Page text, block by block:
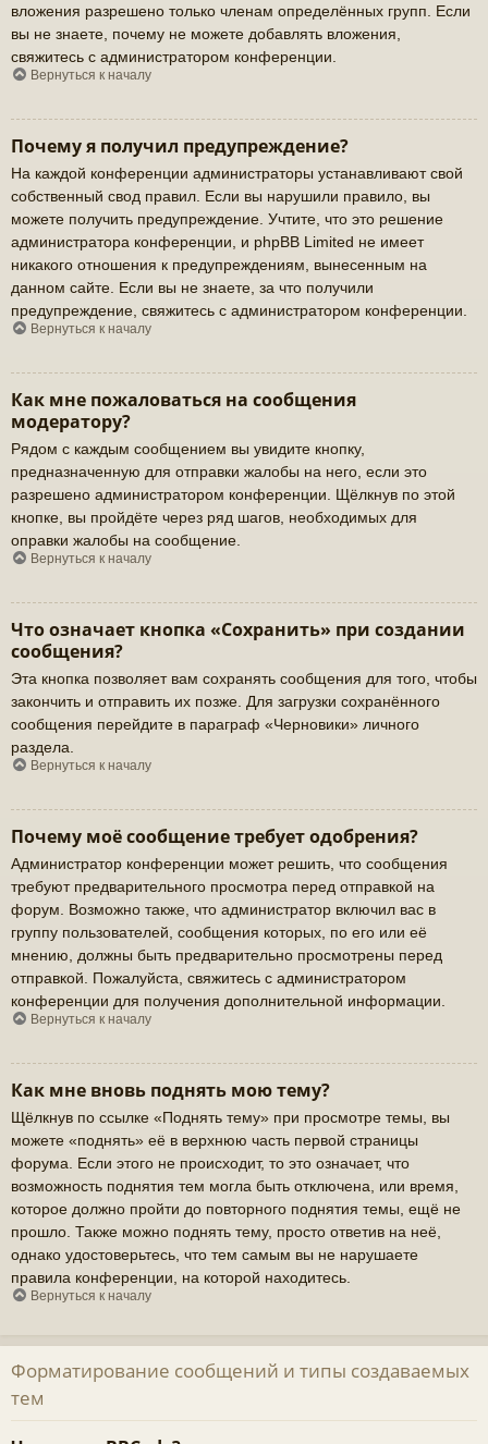
вложения разрешено только членам определённых групп. Если
вы не знаете, почему не можете добавлять вложения,
свяжитесь с администратором конференции.
Вернуться к началу
Почему я получил предупреждение?
На каждой конференции администраторы устанавливают свой
собственный свод правил. Если вы нарушили правило, вы
можете получить предупреждение. Учтите, что это решение
администратора конференции, и phpBB Limited не имеет
никакого отношения к предупреждениям, вынесенным на
данном сайте. Если вы не знаете, за что получили
предупреждение, свяжитесь с администратором конференции.
Вернуться к началу
Как мне пожаловаться на сообщения
модератору?
Рядом с каждым сообщением вы увидите кнопку,
предназначенную для отправки жалобы на него, если это
разрешено администратором конференции. Щёлкнув по этой
кнопке, вы пройдёте через ряд шагов, необходимых для
оправки жалобы на сообщение.
Вернуться к началу
Что означает кнопка «Сохранить» при создании
сообщения?
Эта кнопка позволяет вам сохранять сообщения для того, чтобы
закончить и отправить их позже. Для загрузки сохранённого
сообщения перейдите в параграф «Черновики» личного
раздела.
Вернуться к началу
Почему моё сообщение требует одобрения?
Администратор конференции может решить, что сообщения
требуют предварительного просмотра перед отправкой на
форум. Возможно также, что администратор включил вас в
группу пользователей, сообщения которых, по его или её
мнению, должны быть предварительно просмотрены перед
отправкой. Пожалуйста, свяжитесь с администратором
конференции для получения дополнительной информации.
Вернуться к началу
Как мне вновь поднять мою тему?
Щёлкнув по ссылке «Поднять тему» при просмотре темы, вы
можете «поднять» её в верхнюю часть первой страницы
форума. Если этого не происходит, то это означает, что
возможность поднятия тем могла быть отключена, или время,
которое должно пройти до повторного поднятия темы, ещё не
прошло. Также можно поднять тему, просто ответив на неё,
однако удостоверьтесь, что тем самым вы не нарушаете
правила конференции, на которой находитесь.
Вернуться к началу
Форматирование сообщений и типы создаваемых
тем